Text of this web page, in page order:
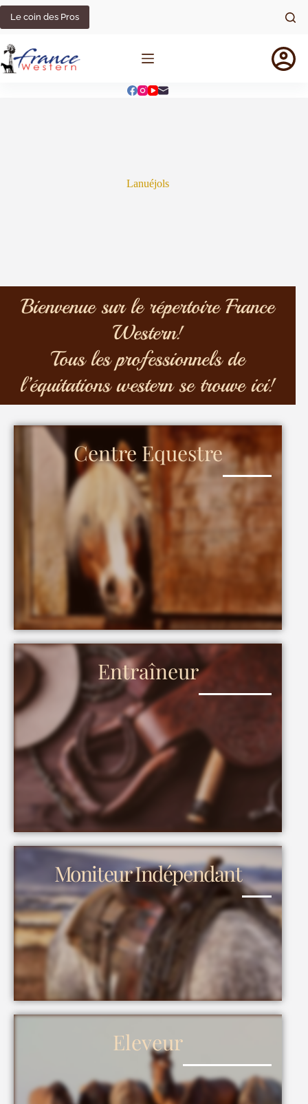
Le coin des Pros
Lanuéjols
Bienvenue sur le répertoire France
Western!
Tous les professionnels de
l’équitations western se trouve ici!
Centre Equestre
Entraîneur
Moniteur Indépendant
Eleveur